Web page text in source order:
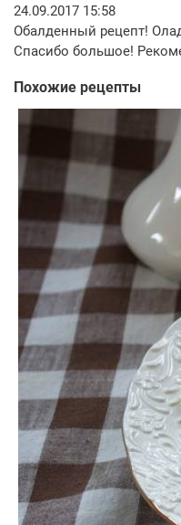
24.09.2017 15:58
Обалденный рецепт!
Спасибо большое!
Похожие рецепты